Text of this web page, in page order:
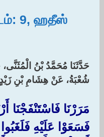
9, ஹதீஸ்
حَدَّثَنَا مُحَمَّدُ بْنُ
شُعْبَةُ، عَنْ هِشَامِ بْنِ
مَرَرْنَا فَاسْتَنْفَجْنَا
فَسَعَوْا عَلَيْهِ